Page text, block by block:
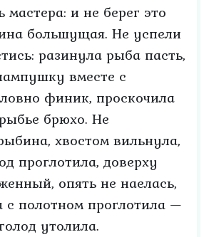
мастера: и не берег это
большущая. Не успели
разинула рыба пасть,
вместе с
финик, проскочила
брюхо. Не
хвостом вильнула,
проглотила, доверху
опять не наелась,
с полотном проглотила —
утолила.